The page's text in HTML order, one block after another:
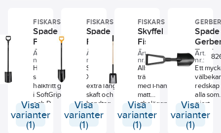
FISKARS
Spade
Fiskars
Comfort™
halvrund
svart
Art.
nr.:
Halvrund
spade med
halkfritt grepp
i SoftGrip™
och D-
handtag. Matt
ytbeläggning i
svart och
Visa
varianter
(1)
FISKARS
Spade
Fiskars
Solid™ XL-
blad långt
skaft
Art.
nr.:
Spade med
XL-blad och
extra långt
skaft och D-
handtag.
Ergonomisk
skaftvinkel,
lipat bladegg
Visa
varianter
(1)
FISKARS
Skyffel
Fiskars
Solid™ I-
handtag trä
FSC
Art.
nr.:
66543700
Allsidig
trädgårdsskyffel
med I-handtag,
matt
ytbeläggning i
svart. Rund
skaftprofil i
obestruket trä
Visa
varianter
(1)
GERBER
Spade
Tandat
blad
Art.
nr.:
Ett
alla som
gjort
Visa
varianter
(1)